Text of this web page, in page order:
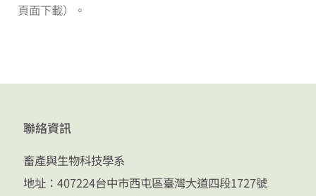
頁面下載）。
聯絡資訊
畜產與生物科技學系
地址：407224台中市西屯區臺灣大道四段1727號